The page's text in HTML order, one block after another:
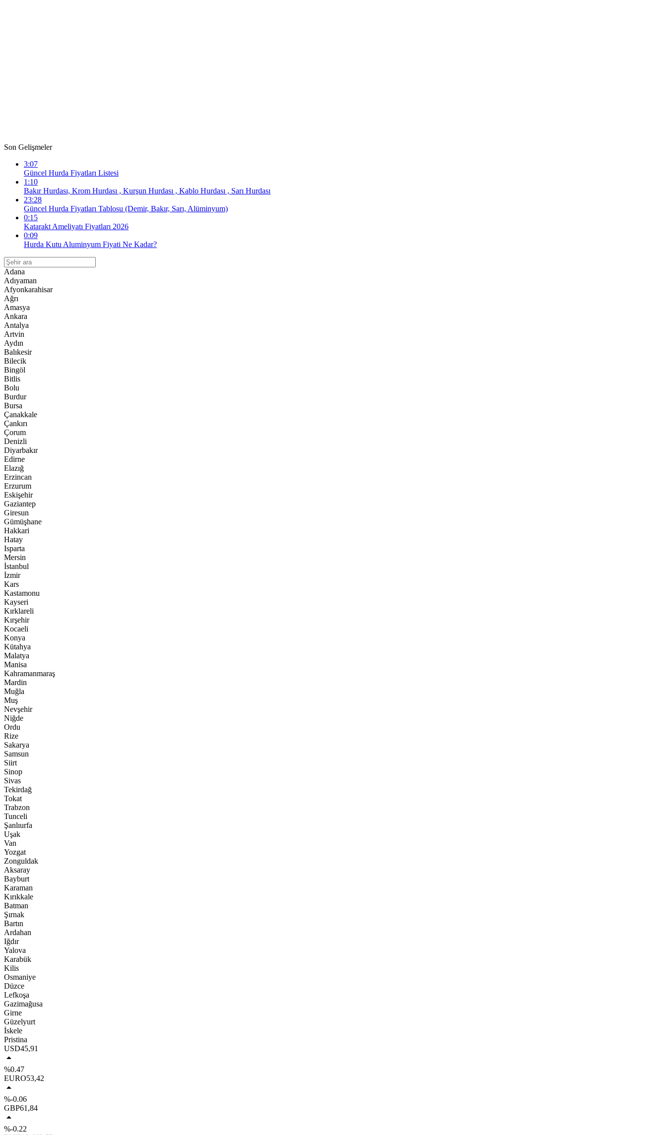
Son Gelişmeler
3:07
Güncel Hurda Fiyatları Listesi
1:10
Bakır Hurdası, Krom Hurdası , Kurşun Hurdası , Kablo Hurdası , Sarı Hurdası
23:28
Güncel Hurda Fiyatları Tablosu (Demir, Bakır, Sarı, Alüminyum)
0:15
Katarakt Ameliyatı Fiyatları 2026
0:09
Hurda Kutu Aluminyum Fiyati Ne Kadar?
Adana
Adıyaman
Afyonkarahisar
Ağrı
Amasya
Ankara
Antalya
Artvin
Aydın
Balıkesir
Bilecik
Bingöl
Bitlis
Bolu
Burdur
Bursa
Çanakkale
Çankırı
Çorum
Denizli
Diyarbakır
Edirne
Elazığ
Erzincan
Erzurum
Eskişehir
Gaziantep
Giresun
Gümüşhane
Hakkari
Hatay
Isparta
Mersin
İstanbul
İzmir
Kars
Kastamonu
Kayseri
Kırklareli
Kırşehir
Kocaeli
Konya
Kütahya
Malatya
Manisa
Kahramanmaraş
Mardin
Muğla
Muş
Nevşehir
Niğde
Ordu
Rize
Sakarya
Samsun
Siirt
Sinop
Sivas
Tekirdağ
Tokat
Trabzon
Tunceli
Şanlıurfa
Uşak
Van
Yozgat
Zonguldak
Aksaray
Bayburt
Karaman
Kırıkkale
Batman
Şırnak
Bartın
Ardahan
Iğdır
Yalova
Karabük
Kilis
Osmaniye
Düzce
Lefkoşa
Gazimağusa
Girne
Güzelyurt
İskele
Pristina
USD45,91
%0.47
EURO53,42
%-0.06
GBP61,84
%-0.22